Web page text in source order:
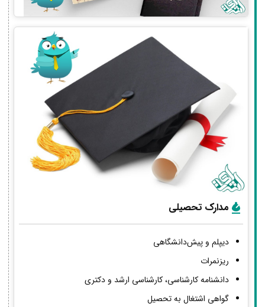
مدارک تحصیلی
دیپلم و پیش‌دانشگاهی
ریزنمرات
دانشنامه کارشناسی، کارشناسی ارشد و دکتری
گواهی اشتغال به تحصیل